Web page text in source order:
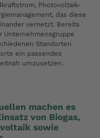
Photovoltaik-
das diese
vernetzt. Bereits
Unternehmensgruppe
Standorten
ein passendes
umzusetzen.
machen es
von Biogas,
sowie